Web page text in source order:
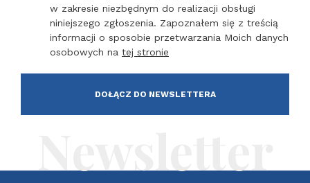
w zakresie niezbędnym do realizacji obsługi
niniejszego zgłoszenia. Zapoznałem się z treścią
informacji o sposobie przetwarzania Moich danych
osobowych na tej stronie